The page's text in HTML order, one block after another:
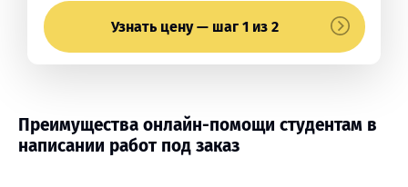
Узнать цену — шаг 1 из 2
Преимущества онлайн-помощи студентам в
написании работ под заказ